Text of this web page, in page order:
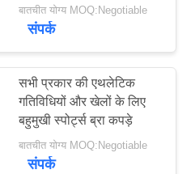
पॉलिएस्टर
117
बातचीत योग्य MOQ:Negotiable
संपर्क
सभी प्रकार की एथलेटिक
गतिविधियों और खेलों के लिए
बहुमुखी स्पोर्ट्स ब्रा कपड़े
बातचीत योग्य MOQ:Negotiable
संपर्क